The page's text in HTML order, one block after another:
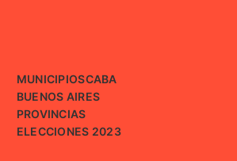
MUNICIPIOSCABA
BUENOS AIRES
PROVINCIAS
ELECCIONES 2023